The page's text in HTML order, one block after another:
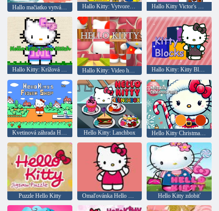
Hallo mačiatko vytvára avatar Hallo Kitty: Vytvorenie scény Hallo Kitty Victor's Hide
Hallo Kitty: Krížová výšivka Hallo Kitty: Video hádanky Hallo Kitty: Kitty Bloks
Kvetinová záhrada Hallo Kitty Hello Kitty: Lanchbox Hello Kitty Christmas Puzzle: Holiday Festival
Puzzle Hello Kitty Omaľovánka Hello Kitty Hello Kitty zdobiť